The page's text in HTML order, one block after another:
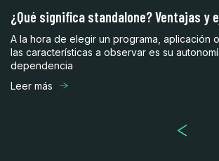
¿Qué significa standalone? Ventajas y
A la hora de elegir un programa, aplicación
las características a observar es su
dependencia
Leer más